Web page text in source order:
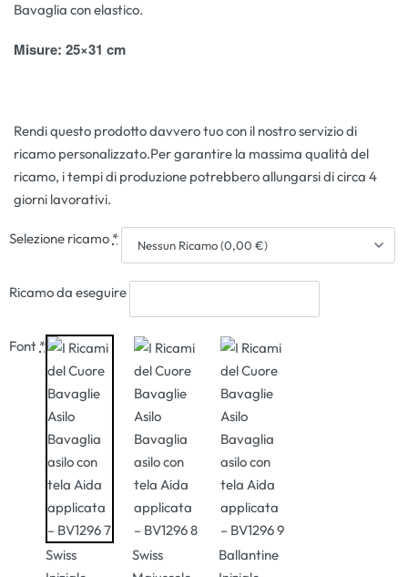
Bavaglia con elastico.
Misure: 25×31 cm
Rendi questo prodotto davvero tuo con il nostro servizio di
ricamo personalizzato.Per garantire la massima qualità del
ricamo, i tempi di produzione potrebbero allungarsi di circa 4
giorni lavorativi.
Selezione ricamo *
Ricamo da eseguire
Font *
Swiss
Swiss
Ballantine